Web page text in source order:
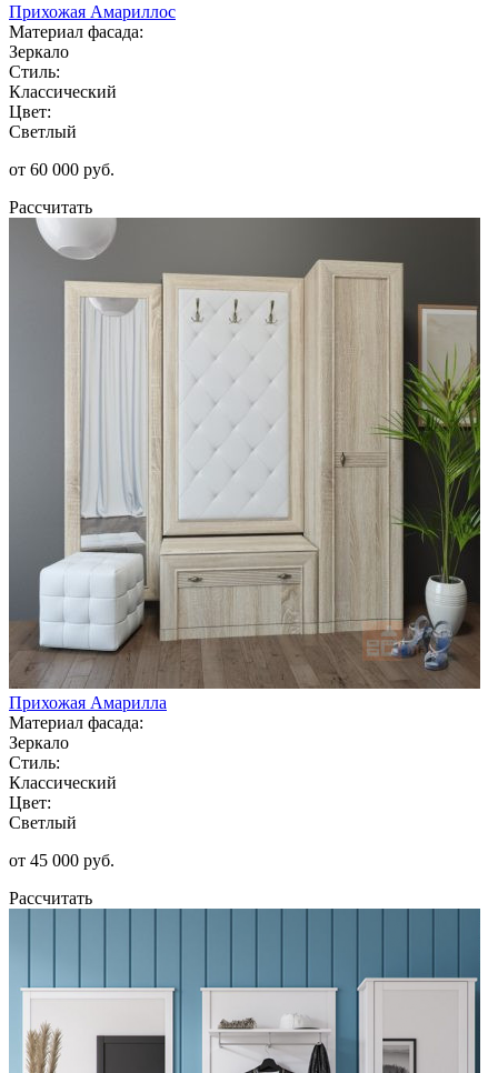
Прихожая Амариллос
Материал фасада:
Зеркало
Стиль:
Классический
Цвет:
Светлый
от 60 000 руб.
Рассчитать
Прихожая Амарилла
Материал фасада:
Зеркало
Стиль:
Классический
Цвет:
Светлый
от 45 000 руб.
Рассчитать